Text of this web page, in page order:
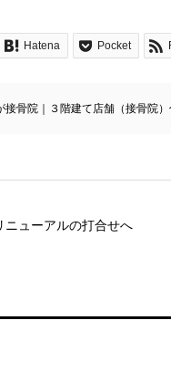
Hatena Pocket
接骨院｜３階建て店舗（接骨院
ニューアルの打合せへ